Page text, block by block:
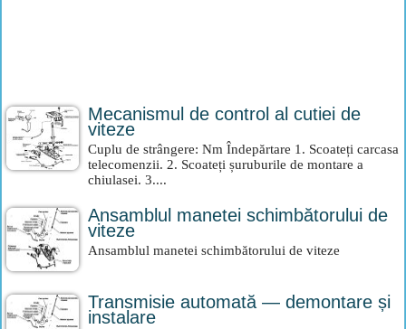
Mecanismul de control al cutiei de
viteze
Cuplu de strângere: Nm Îndepărtare 1. Scoateți carcasa
telecomenzii. 2. Scoateți șuruburile de montare a
chiulasei. 3....
Ansamblul manetei schimbătorului de
viteze
Ansamblul manetei schimbătorului de viteze
Transmisie automată — demontare și
instalare